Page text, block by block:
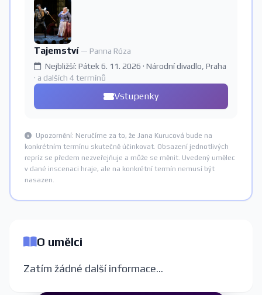
Tajemství — Panna Róza
Nejbližší: Pátek 6. 11. 2026 · Národní divadlo, Praha
· a dalších 4 termínů
Vstupenky
Upozornění: Neručíme za to, že Jana Kurucová bude na
konkrétním termínu skutečně účinkovat. Obsazení jednotlivých
repríz se předem nezveřejňuje a může se měnit. Uvedený umělec
v dané inscenaci hraje, ale na konkrétní termín nemusí být
nasazen.
O umělci
Zatím žádné další informace...